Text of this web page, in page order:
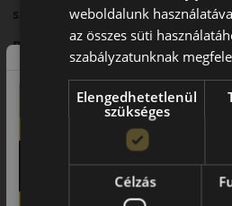
sportos nyári abroncs
Bevezető
A Goodyear Eagle F1 Asymmetric 6
legújabb generációját képviseli,
személyautókhoz fejlesztettek.
Futófelület és tapadás
Továbbfejlesztett aszimmetrikus
kiemelkedő tapadást biztosít száraz
weboldalunk
az összes süti
szabályzatunknak
Elengedhetetlenül
szükséges
Célzás